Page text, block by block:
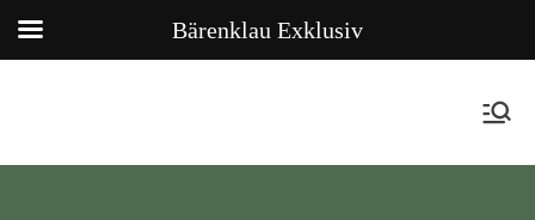
Bärenklau Exklusiv